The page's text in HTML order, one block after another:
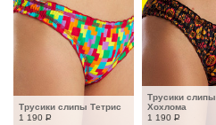
Трусики слипы Тетрис
1 190 Р
Трусики слипы
Хохлома
1 190 Р